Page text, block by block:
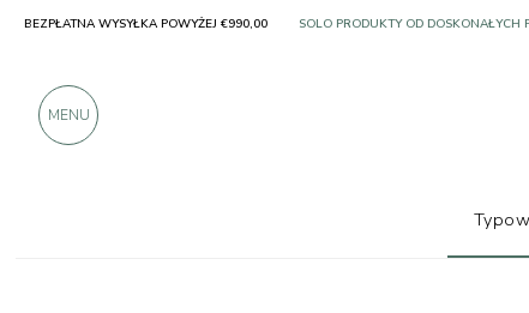
Desery i rzemieślnicze słodycze
BEZPŁATNA WYSYŁKA POWYŻEJ €990,00 PONAD 900 POZYTYWNYCH RECENZJI
MENU